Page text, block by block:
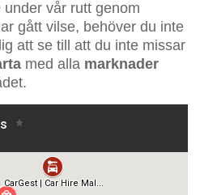
vår rutt genom
gått vilse, behöver du inte
att se till att du inte missar
med alla marknader